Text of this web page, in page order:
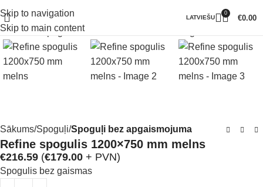
Skip to navigation
Skip to main content
LATVIEŠU
0
€0.00
Klikšķiniet lai palielinātu
Sākums Spoguļi Spoguļi bez apgaismojuma
Refine spogulis 1200×750 mm melns
€216.59 (€179.00 + PVN)
Spogulis bez gaismas